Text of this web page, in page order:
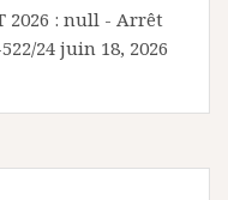
2026 : null - Arrêt
24 juin 18, 2026